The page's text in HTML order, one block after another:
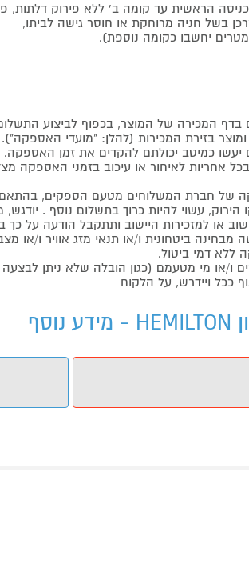
ב' ללא פירוק דלתות, פירוק כל דלת 60 ₪
המכירה של המוצר, בכפוף לביצוע
בזירת המכירות (להלן: "מועדי
יעשו כמיטב יכולתם להקדים את זמן
אחריות לאיחור או עיכוב בזמני האספקה
של חברת המשלוחים מטעם הספקים,
עשוי להיות כרוך בתשלום נוסף .
או למזכירות היישוב ותתקבל הודעה
ביטחונית ו/או תנאי מזג אוויר ו/או
ללא דמי ביטול.
או מי מטעמם (כגון הובלה שלא ניתן
ככל ויידרש, על הלקוח